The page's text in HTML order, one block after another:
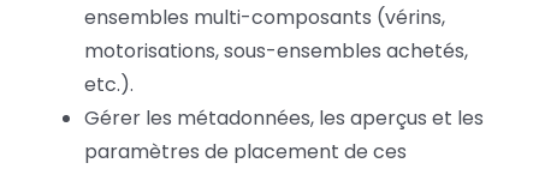
ensembles multi-composants (vérins,
motorisations, sous-ensembles achetés,
etc.).
Gérer les métadonnées, les aperçus et les
paramètres de placement de ces